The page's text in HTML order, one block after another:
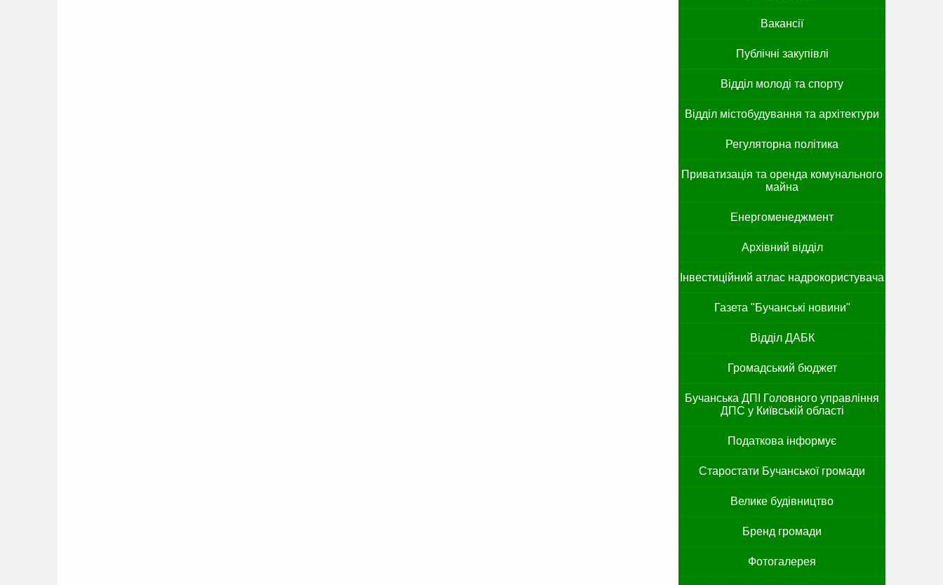
Вакансії
Публічні закупівлі
Відділ молоді та спорту
Відділ містобудування та архітектури
Регуляторна політика
Приватизація та оренда комунального
майна
Енергоменеджмент
Архівний відділ
Інвестиційний атлас надрокористувача
Газета "Бучанські новини"
Відділ ДАБК
Громадський бюджет
Бучанська ДПІ Головного управління
ДПС у Київській області
Податкова інформує
Старостати Бучанської громади
Велике будівництво
Бренд громади
Фотогалерея